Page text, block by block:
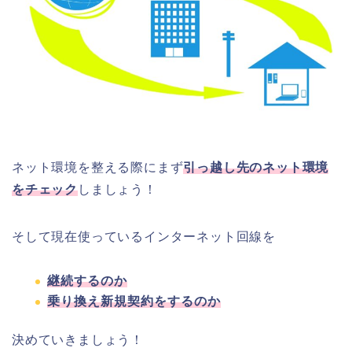
ネット環境を整える際にまず引っ越し先のネット環境
をチェックしましょう！
そして現在使っているインターネット回線を
継続するのか
乗り換え新規契約をするのか
決めていきましょう！